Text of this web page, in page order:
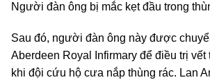
Người đàn ông bị mắc kẹt đầu trong
Sau đó, người đàn ông này được
Aberdeen Royal Infirmary để điều trị
khi đội cứu hộ cưa nắp thùng rác. Lan